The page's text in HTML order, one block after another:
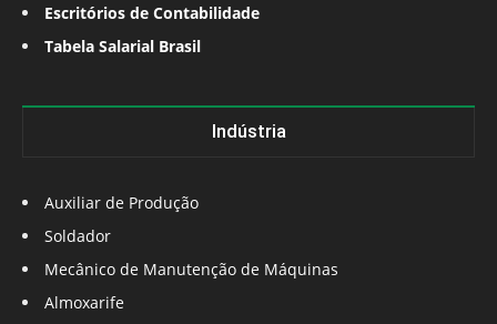
Escritórios de Contabilidade
Tabela Salarial Brasil
Indústria
Auxiliar de Produção
Soldador
Mecânico de Manutenção de Máquinas
Almoxarife